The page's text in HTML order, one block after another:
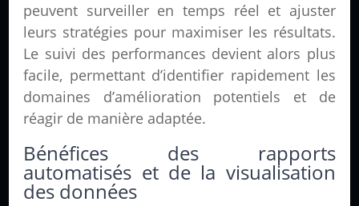
peuvent surveiller en temps réel et ajuster
leurs stratégies pour maximiser les résultats.
Le suivi des performances devient alors plus
facile, permettant d’identifier rapidement les
domaines d’amélioration potentiels et de
réagir de manière adaptée.
Bénéfices des rapports
automatisés et de la visualisation
des données